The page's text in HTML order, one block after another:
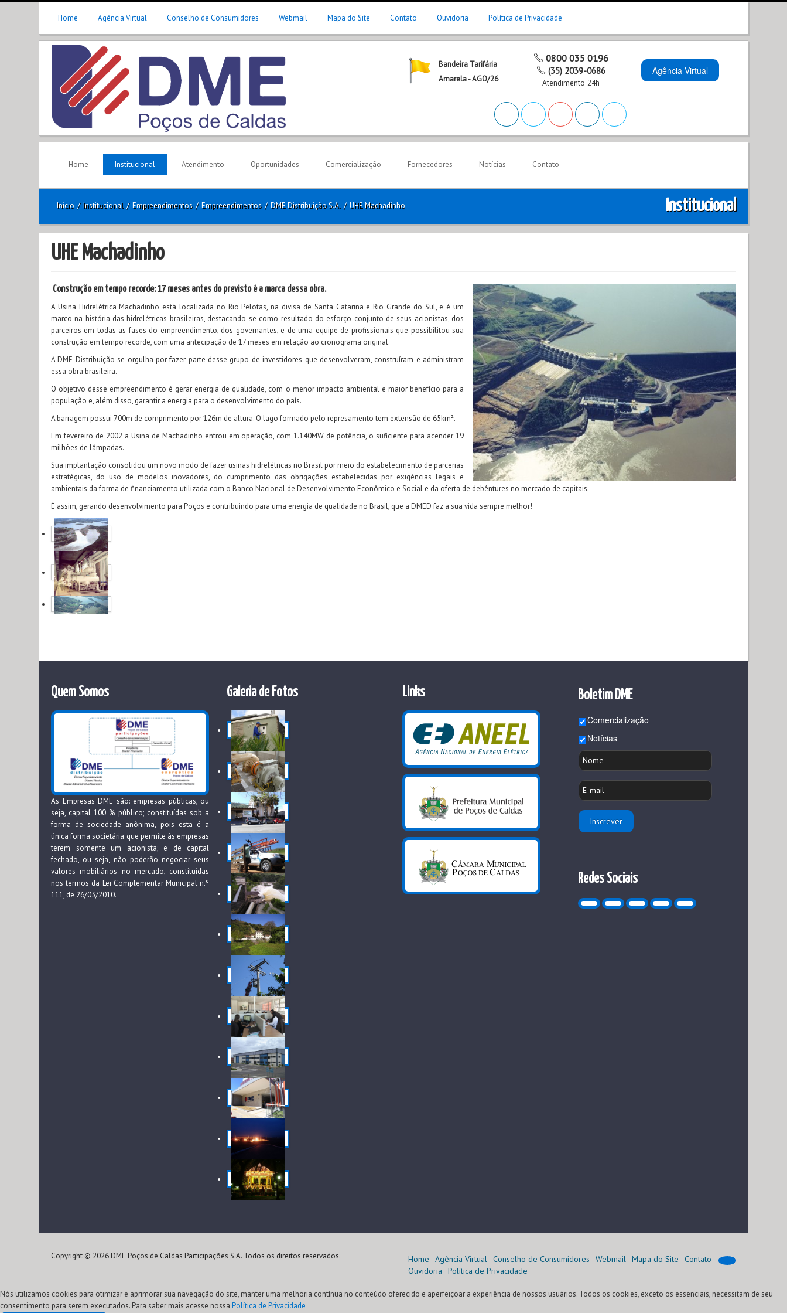
Home Agência Virtual Conselho de Consumidores Webmail Mapa do Site Contato Ouvidoria Política de Privacidade
Bandeira Tarifária
Amarela - AGO/26
0800 035 0196
(35) 2039-0686
Atendimento 24h
Agência Virtual
Home Institucional Atendimento Oportunidades Comercialização Fornecedores Notícias Contato
Início / Institucional / Empreendimentos / Empreendimentos / DME Distribuição S.A. / UHE Machadinho Institucional
UHE Machadinho
Construção em tempo recorde: 17 meses antes do previsto é a marca dessa obra.
A Usina Hidrelétrica Machadinho está localizada no Rio Pelotas, na divisa de Santa Catarina e Rio Grande do Sul, e é um
marco na história das hidrelétricas brasileiras, destacando-se como resultado do esforço conjunto de seus acionistas, dos
parceiros em todas as fases do empreendimento, dos governantes, e de uma equipe de profissionais que possibilitou sua
construção em tempo recorde, com uma antecipação de 17 meses em relação ao cronograma original.
A DME Distribuição se orgulha por fazer parte desse grupo de investidores que desenvolveram, construíram e administram
essa obra brasileira.
O objetivo desse empreendimento é gerar energia de qualidade, com o menor impacto ambiental e maior benefício para a
população e, além disso, garantir a energia para o desenvolvimento do país.
A barragem possui 700m de comprimento por 126m de altura. O lago formado pelo represamento tem extensão de 65km².
Em fevereiro de 2002 a Usina de Machadinho entrou em operação, com 1.140MW de potência, o suficiente para acender 19
milhões de lâmpadas.
Sua implantação consolidou um novo modo de fazer usinas hidrelétricas no Brasil por meio do estabelecimento de parcerias
estratégicas, do uso de modelos inovadores, do cumprimento das obrigações estabelecidas por exigências legais e
ambientais da forma de financiamento utilizada com o Banco Nacional de Desenvolvimento Econômico e Social e da oferta de debêntures no mercado de capitais.
É assim, gerando desenvolvimento para Poços e contribuindo para uma energia de qualidade no Brasil, que a DMED faz a sua vida sempre melhor!
Quem Somos
As Empresas DME são: empresas públicas, ou
seja, capital 100 % público; constituídas sob a
forma de sociedade anônima, pois esta é a
única forma societária que permite às empresas
terem somente um acionista; e de capital
fechado, ou seja, não poderão negociar seus
valores mobiliários no mercado, constituídas
nos termos da Lei Complementar Municipal n.º
111, de 26/03/2010.
Galeria de Fotos Links Boletim DME
Comercialização
Notícias
Redes Sociais
Copyright © 2026 DME Poços de Caldas Participações S.A. Todos os direitos reservados. Home Agência Virtual Conselho de Consumidores Webmail Mapa do Site
Contato
Ouvidoria
Política de Privacidade
Nós utilizamos cookies para otimizar e aprimorar sua navegação do site, manter uma melhoria contínua no conteúdo oferecido e aperfeiçoar a experiência de nossos usuários. Todos os cookies, exceto os essenciais, necessitam de seu
consentimento para serem executados. Para saber mais acesse nossa Política de Privacidade